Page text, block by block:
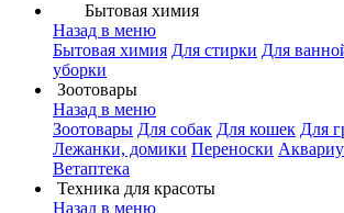
Бытовая химия
Назад в меню
Бытовая химия Для стирки Для
уборки
Зоотовары
Назад в меню
Зоотовары Для собак Для кошек Для
Лежанки, домики Переноски
Ветаптека
Техника для красоты
Назад в меню